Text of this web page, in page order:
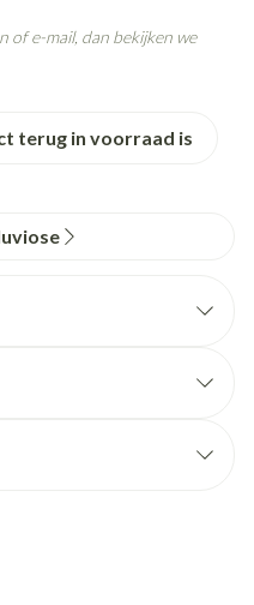
terug in voorraad is
of e-mail, dan bekijken we